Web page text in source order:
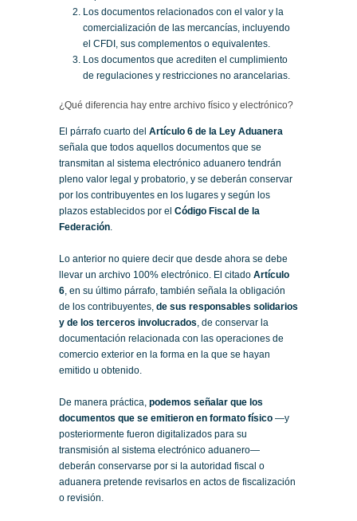
Los documentos relacionados con el valor y la
comercialización de las mercancías, incluyendo
el CFDI, sus complementos o equivalentes.
Los documentos que acrediten el cumplimiento
de regulaciones y restricciones no arancelarias.
¿Qué diferencia hay entre archivo físico y electrónico?
El párrafo cuarto del Artículo 6 de la Ley Aduanera
señala que todos aquellos documentos que se
transmitan al sistema electrónico aduanero tendrán
pleno valor legal y probatorio, y se deberán conservar
por los contribuyentes en los lugares y según los
plazos establecidos por el Código Fiscal de la
Federación.
Lo anterior no quiere decir que desde ahora se debe
llevar un archivo 100% electrónico. El citado Artículo
6, en su último párrafo, también señala la obligación
de los contribuyentes, de sus responsables solidarios
y de los terceros involucrados, de conservar la
documentación relacionada con las operaciones de
comercio exterior en la forma en la que se hayan
emitido u obtenido.
De manera práctica, podemos señalar que los
documentos que se emitieron en formato físico —y
posteriormente fueron digitalizados para su
transmisión al sistema electrónico aduanero—
deberán conservarse por si la autoridad fiscal o
aduanera pretende revisarlos en actos de fiscalización
o revisión.